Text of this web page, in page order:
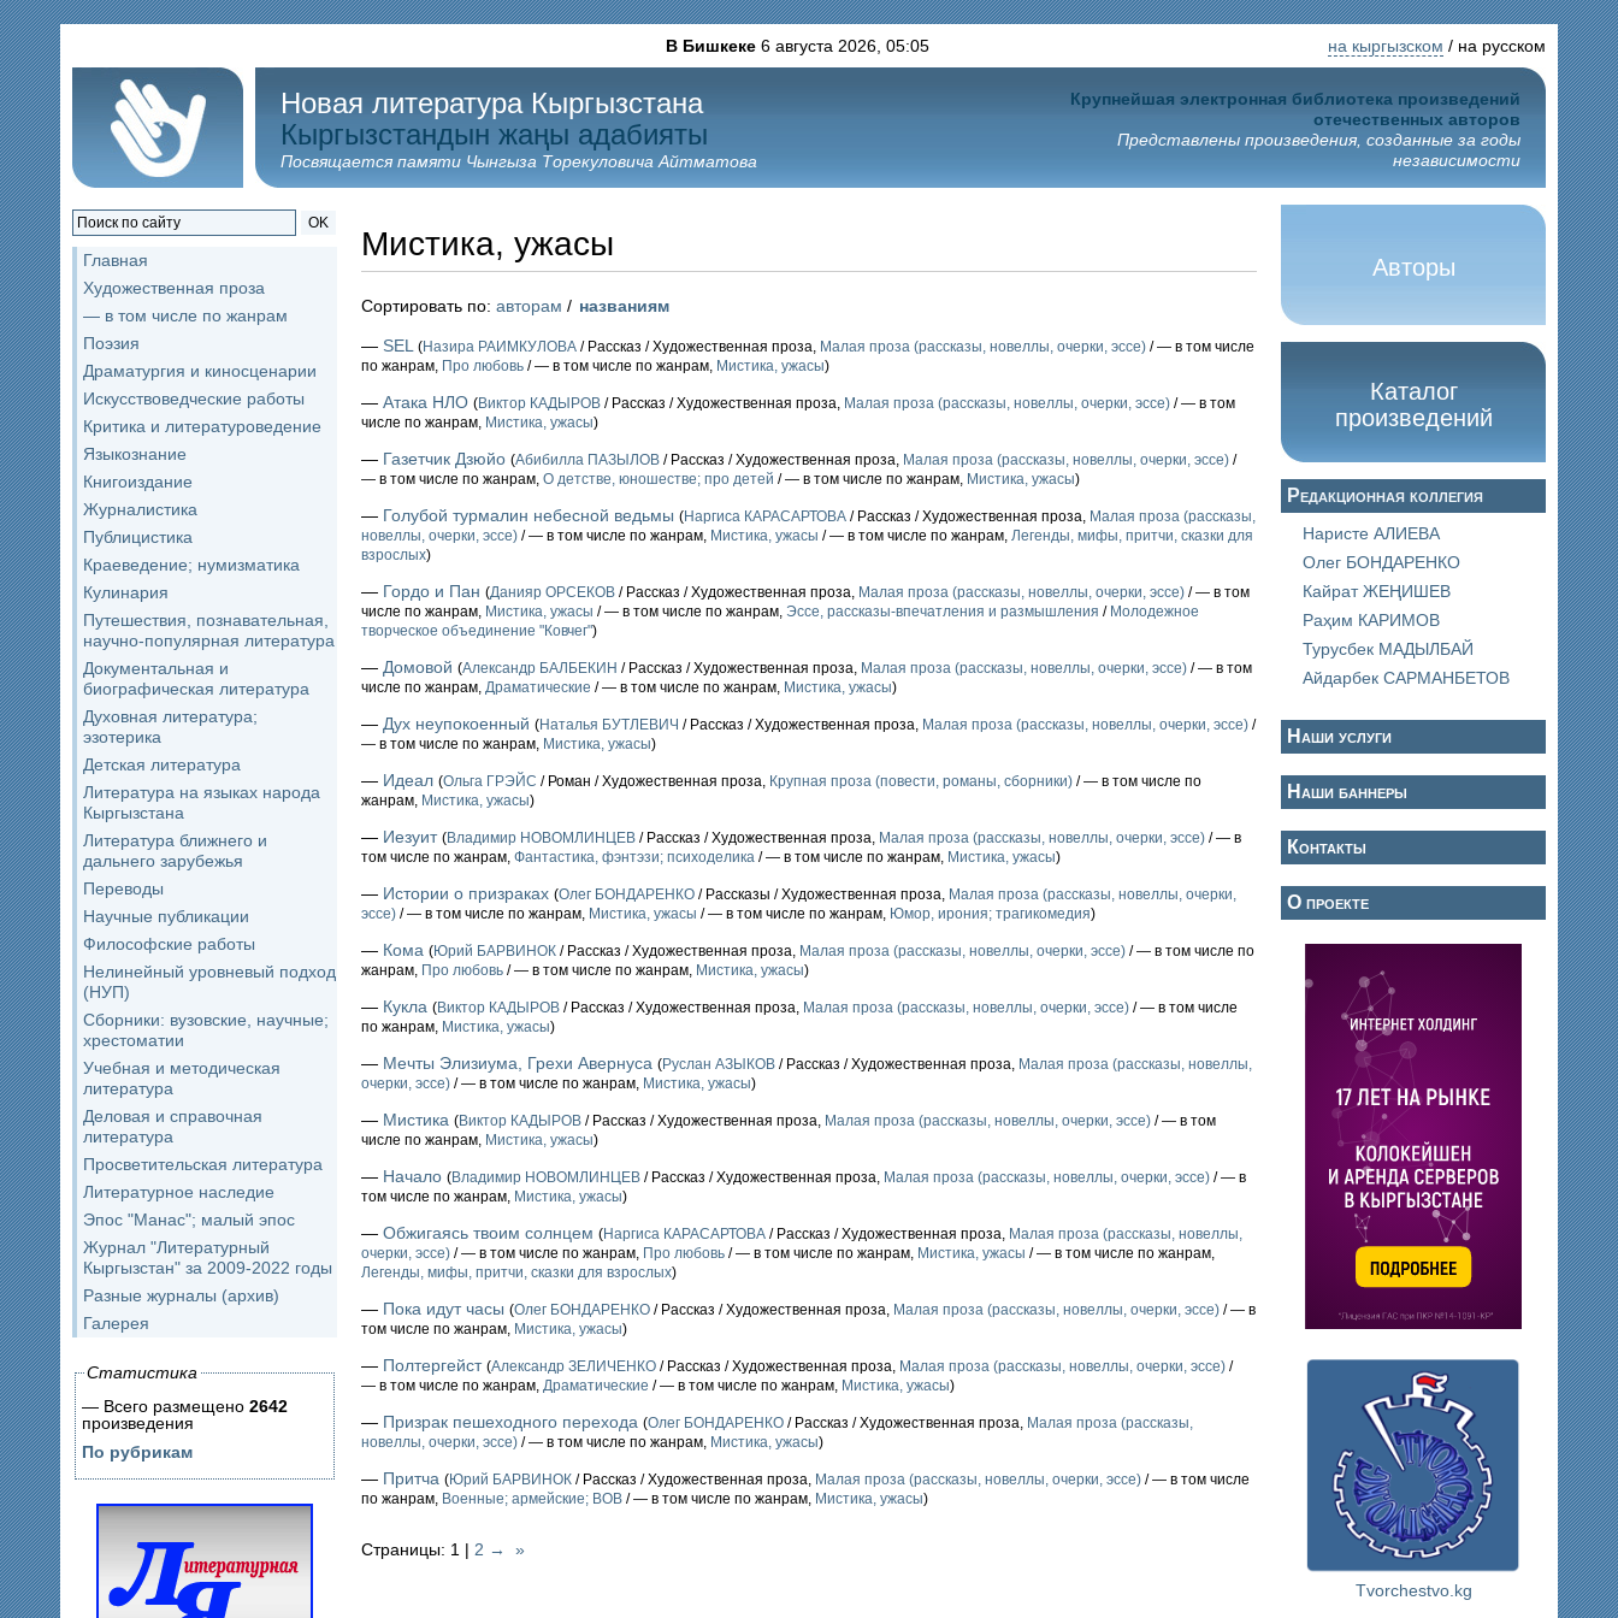
В Бишкеке6 августа 2026, 05:05 на кыргызском / на русском
Новая литература Кыргызстана
Кыргызстандын жаңы адабияты
Посвящается памяти Чынгыза Торекуловича Айтматова
Крупнейшая электронная библиотека произведений
отечественных авторов
Представлены произведения, созданные за годы
независимости
OK
Главная
Художественная проза
— в том числе по жанрам
Поэзия
Драматургия и киносценарии
Искусствоведческие работы
Критика и литературоведение
Языкознание
Книгоиздание
Журналистика
Публицистика
Краеведение; нумизматика
Кулинария
Путешествия, познавательная,
научно-популярная литература
Документальная и
биографическая литература
Духовная литература;
эзотерика
Детская литература
Литература на языках народа
Кыргызстана
Литература ближнего и
дальнего зарубежья
Переводы
Научные публикации
Философские работы
Нелинейный уровневый подход
(НУП)
Сборники: вузовские, научные;
хрестоматии
Учебная и методическая
литература
Деловая и справочная
литература
Просветительская литература
Литературное наследие
Эпос "Манас"; малый эпос
Журнал "Литературный
Кыргызстан" за 2009-2022 годы
Разные журналы (архив)
Галерея
Статистика
— Всего размещено 2642
произведения
По рубрикам
Мистика, ужасы
Сортировать по: авторам / названиям
— SEL (Назира РАИМКУЛОВА / Рассказ / Художественная проза, Малая проза (рассказы, новеллы, очерки, эссе) / — в том числе
по жанрам, Про любовь / — в том числе по жанрам, Мистика, ужасы)
— Атака НЛО (Виктор КАДЫРОВ / Рассказ / Художественная проза, Малая проза (рассказы, новеллы, очерки, эссе) / — в том
числе по жанрам, Мистика, ужасы)
— Газетчик Дзюйо (Абибилла ПАЗЫЛОВ / Рассказ / Художественная проза, Малая проза (рассказы, новеллы, очерки, эссе) /
— в том числе по жанрам, О детстве, юношестве; про детей / — в том числе по жанрам, Мистика, ужасы)
— Голубой турмалин небесной ведьмы (Наргиса КАРАСАРТОВА / Рассказ / Художественная проза, Малая проза (рассказы,
новеллы, очерки, эссе) / — в том числе по жанрам, Мистика, ужасы / — в том числе по жанрам, Легенды, мифы, притчи, сказки для
взрослых)
— Гордо и Пан (Данияр ОРСЕКОВ / Рассказ / Художественная проза, Малая проза (рассказы, новеллы, очерки, эссе) / — в том
числе по жанрам, Мистика, ужасы / — в том числе по жанрам, Эссе, рассказы-впечатления и размышления / Молодежное
творческое объединение "Ковчег")
— Домовой (Александр БАЛБЕКИН / Рассказ / Художественная проза, Малая проза (рассказы, новеллы, очерки, эссе) / — в том
числе по жанрам, Драматические / — в том числе по жанрам, Мистика, ужасы)
— Дух неупокоенный (Наталья БУТЛЕВИЧ / Рассказ / Художественная проза, Малая проза (рассказы, новеллы, очерки, эссе) /
— в том числе по жанрам, Мистика, ужасы)
— Идеал (Ольга ГРЭЙС / Роман / Художественная проза, Крупная проза (повести, романы, сборники) / — в том числе по
жанрам, Мистика, ужасы)
— Иезуит (Владимир НОВОМЛИНЦЕВ / Рассказ / Художественная проза, Малая проза (рассказы, новеллы, очерки, эссе) / — в
том числе по жанрам, Фантастика, фэнтэзи; психоделика / — в том числе по жанрам, Мистика, ужасы)
— Истории о призраках (Олег БОНДАРЕНКО / Рассказы / Художественная проза, Малая проза (рассказы, новеллы, очерки,
эссе) / — в том числе по жанрам, Мистика, ужасы / — в том числе по жанрам, Юмор, ирония; трагикомедия)
— Кома (Юрий БАРВИНОК / Рассказ / Художественная проза, Малая проза (рассказы, новеллы, очерки, эссе) / — в том числе по
жанрам, Про любовь / — в том числе по жанрам, Мистика, ужасы)
— Кукла (Виктор КАДЫРОВ / Рассказ / Художественная проза, Малая проза (рассказы, новеллы, очерки, эссе) / — в том числе
по жанрам, Мистика, ужасы)
— Мечты Элизиума, Грехи Авернуса (Руслан АЗЫКОВ / Рассказ / Художественная проза, Малая проза (рассказы, новеллы,
очерки, эссе) / — в том числе по жанрам, Мистика, ужасы)
— Мистика (Виктор КАДЫРОВ / Рассказ / Художественная проза, Малая проза (рассказы, новеллы, очерки, эссе) / — в том
числе по жанрам, Мистика, ужасы)
— Начало (Владимир НОВОМЛИНЦЕВ / Рассказ / Художественная проза, Малая проза (рассказы, новеллы, очерки, эссе) / — в
том числе по жанрам, Мистика, ужасы)
— Обжигаясь твоим солнцем (Наргиса КАРАСАРТОВА / Рассказ / Художественная проза, Малая проза (рассказы, новеллы,
очерки, эссе) / — в том числе по жанрам, Про любовь / — в том числе по жанрам, Мистика, ужасы / — в том числе по жанрам,
Легенды, мифы, притчи, сказки для взрослых)
— Пока идут часы (Олег БОНДАРЕНКО / Рассказ / Художественная проза, Малая проза (рассказы, новеллы, очерки, эссе) / — в
том числе по жанрам, Мистика, ужасы)
— Полтергейст (Александр ЗЕЛИЧЕНКО / Рассказ / Художественная проза, Малая проза (рассказы, новеллы, очерки, эссе) /
— в том числе по жанрам, Драматические / — в том числе по жанрам, Мистика, ужасы)
— Призрак пешеходного перехода (Олег БОНДАРЕНКО / Рассказ / Художественная проза, Малая проза (рассказы,
новеллы, очерки, эссе) / — в том числе по жанрам, Мистика, ужасы)
— Притча (Юрий БАРВИНОК / Рассказ / Художественная проза, Малая проза (рассказы, новеллы, очерки, эссе) / — в том числе
по жанрам, Военные; армейские; ВОВ / — в том числе по жанрам, Мистика, ужасы)
Страницы: 1 | 2 → »
Авторы
Каталог
произведений
Редакционная коллегия
Наристе АЛИЕВА
Олег БОНДАРЕНКО
Кайрат ЖЕҢИШЕВ
Раҳим КАРИМОВ
Турусбек МАДЫЛБАЙ
Айдарбек САРМАНБЕТОВ
Наши услуги
Наши баннеры
Контакты
О проекте
Tvorchestvo.kg